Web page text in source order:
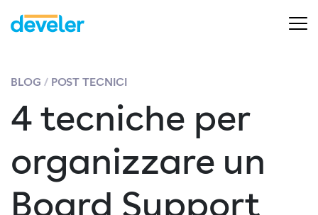
BLOG POST TECNICI
4 tecniche per
organizzare un
Board Support